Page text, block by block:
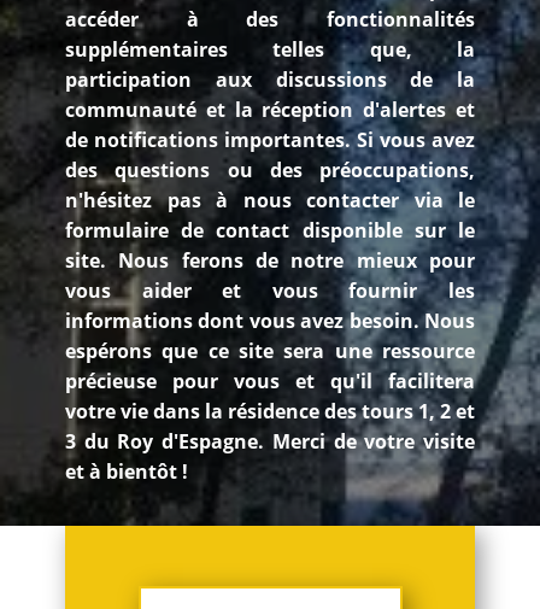
accéder à des fonctionnalités
supplémentaires telles que, la
participation aux discussions de la
communauté et la réception d'alertes et
de notifications importantes. Si vous avez
des questions ou des préoccupations,
n'hésitez pas à nous contacter via le
formulaire de contact disponible sur le
site. Nous ferons de notre mieux pour
vous aider et vous fournir les
informations dont vous avez besoin. Nous
espérons que ce site sera une ressource
précieuse pour vous et qu'il facilitera
votre vie dans la résidence des tours 1, 2 et
3 du Roy d'Espagne. Merci de votre visite
et à bientôt !